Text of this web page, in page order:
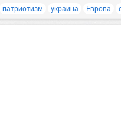
патриотизм украина Европа